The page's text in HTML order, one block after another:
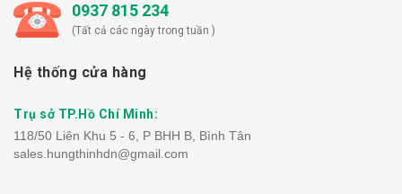
0937 815 234
(Tất cả các ngày trong tuần )
Hệ thống cửa hàng
Trụ sở TP.Hồ Chí Minh:
118/50 Liên Khu 5 - 6, P BHH B, Bình Tân
sales.hungthinhdn@gmail.com